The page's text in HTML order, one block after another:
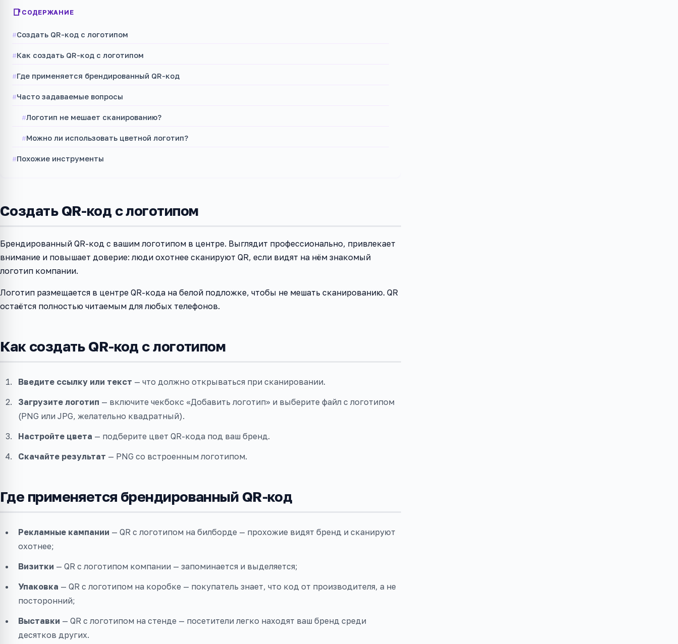
СОДЕРЖАНИЕ
Создать QR-код с логотипом
Как создать QR-код с логотипом
Где применяется брендированный QR-код
Часто задаваемые вопросы
Логотип не мешает сканированию?
Можно ли использовать цветной логотип?
Похожие инструменты
Создать QR-код с логотипом
Брендированный QR-код с вашим логотипом в центре. Выглядит профессионально, привлекает
внимание и повышает доверие: люди охотнее сканируют QR, если видят на нём знакомый
логотип компании.
Логотип размещается в центре QR-кода на белой подложке, чтобы не мешать сканированию. QR
остаётся полностью читаемым для любых телефонов.
Как создать QR-код с логотипом
Введите ссылку или текст — что должно открываться при сканировании.
Загрузите логотип — включите чекбокс «Добавить логотип» и выберите файл с логотипом
(PNG или JPG, желательно квадратный).
Настройте цвета — подберите цвет QR-кода под ваш бренд.
Скачайте результат — PNG со встроенным логотипом.
Где применяется брендированный QR-код
Рекламные кампании — QR с логотипом на билборде — прохожие видят бренд и сканируют
охотнее;
Визитки — QR с логотипом компании — запоминается и выделяется;
Упаковка — QR с логотипом на коробке — покупатель знает, что код от производителя, а не
посторонний;
Выставки — QR с логотипом на стенде — посетители легко находят ваш бренд среди
десятков других.